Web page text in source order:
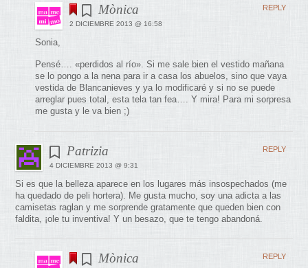
Mònica
2 DICIEMBRE 2013 @ 16:58
Sonia,
Pensé…. «perdidos al río». Si me sale bien el vestido mañana
se lo pongo a la nena para ir a casa los abuelos, sino que vaya
vestida de Blancanieves y ya lo modificaré y si no se puede
arreglar pues total, esta tela tan fea…. Y mira! Para mi sorpresa
me gusta y le va bien ;)
REPLY
Patrizia
4 DICIEMBRE 2013 @ 9:31
Si es que la belleza aparece en los lugares más insospechados (me
ha quedado de peli hortera). Me gusta mucho, soy una adicta a las
camisetas raglan y me sorprende gratamente que queden bien con
faldita, ¡ole tu inventiva! Y un besazo, que te tengo abandoná.
REPLY
Mònica REPLY